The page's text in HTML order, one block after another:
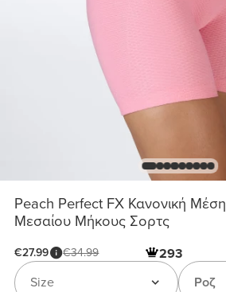
Peach Perfect FX Κανονική Μέση
Μεσαίου Μήκους Σορτς
€27.99 €34.99 293
Ροζ
Size